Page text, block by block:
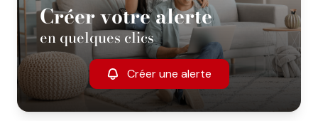
Créer votre alerte
en quelques clics
Créer une alerte